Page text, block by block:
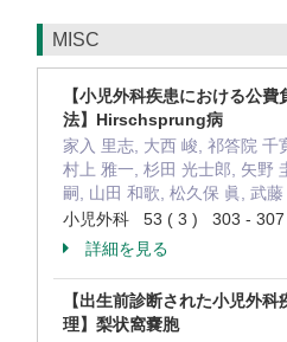
MISC
【小児外科疾患における公
法】Hirschsprung病
家入 里志, 大西 峻, 祁答院 千
村上 雅一, 杉田 光士郎, 矢野
嗣, 山田 和歌, 松久保 眞, 武
小児外科 53 ( 3 ) 303 -
詳細を見る
【出生前診断された小児外
理】梨状窩嚢胞